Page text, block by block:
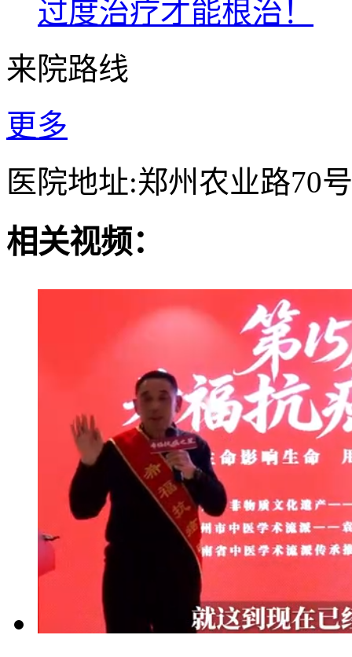
过度治疗才能根治！
来院路线
更多
医院地址:郑州农业路70
相关视频：